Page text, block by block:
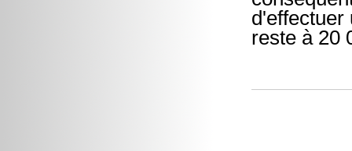
d'effectuer
reste à 20